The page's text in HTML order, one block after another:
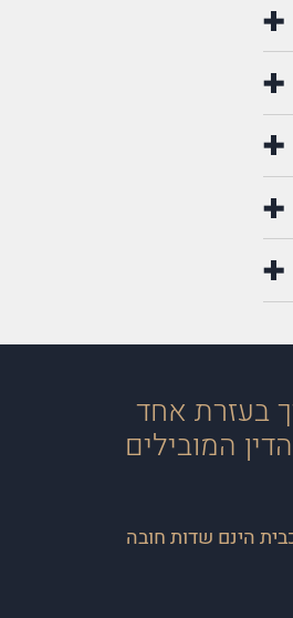
בעזרת אחד
המובילים
הינם שדות חובה